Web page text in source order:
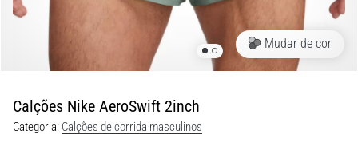
8 minutos lendo
Corrida
vaivém
e
teste
beep:
Mudar de cor
Calções Nike AeroSwift 2inch
Categoria: Calções de corrida masculinos